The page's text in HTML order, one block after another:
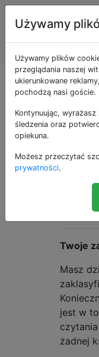
31
której:
suma
Twoje
Masz
jest w
żadnej
Używamy
Używamy plików
przeglądania naszej
ukierunkowane
pochodzą nasi goście.
Kontynuując,
śledzenia oraz
opiekuna.
Możesz przeczytać
prywatności.